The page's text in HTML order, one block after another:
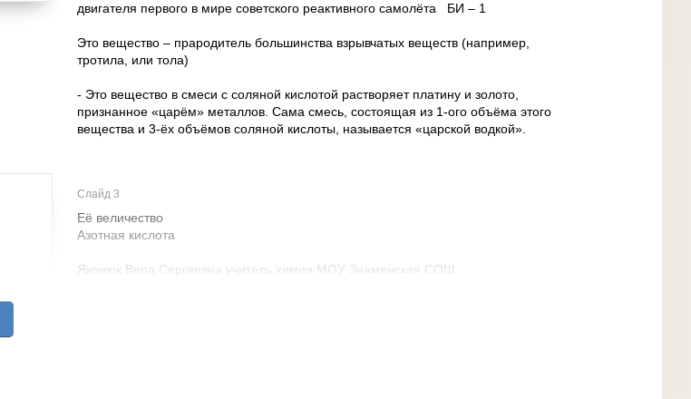
двигателя первого в мире советского реактивного самолёта БИ – 1
Это вещество – прародитель большинства взрывчатых веществ (например,
тротила, или тола)
- Это вещество в смеси с соляной кислотой растворяет платину и золото,
признанное «царём» металлов. Сама смесь, состоящая из 1-ого объёма этого
вещества и 3-ёх объёмов соляной кислоты, называется «царской водкой».
Слайд 3
Её величество
Азотная кислота
Яконюк Вера Сергеевна учитель химии МОУ Знаменская СОШ